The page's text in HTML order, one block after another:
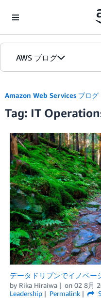
AWS ブログ
カテゴリ
エディション
Amazon Web Services ブログ
Tag: IT
データドリブンでイノベー
by Rika Hiraiwa on 02 8月
Leadership
Permalink